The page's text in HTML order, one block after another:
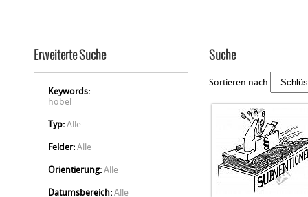
Erweiterte Suche
Keywords:
hobel
Typ: Alle
Felder: Alle
Orientierung: Alle
Datumsbereich: Alle
Suche
Sortieren nach